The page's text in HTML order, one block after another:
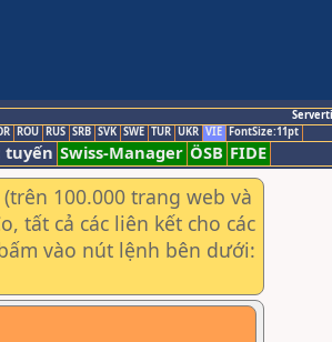
ROU RUS SRB SVK SWE TUR UKR VIE FontSize:11pt
tuyến Swiss-Manager ÖSB FIDE
100.000 trang web và
tất cả các liên kết cho các
vào nút lệnh bên dưới: